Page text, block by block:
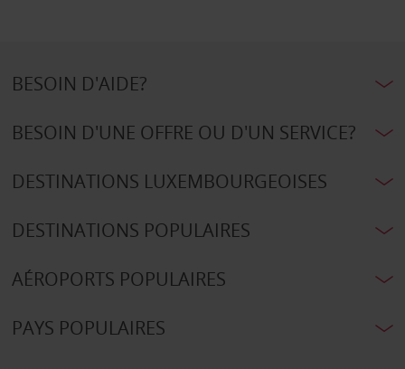
BESOIN D'AIDE?
BESOIN D'UNE OFFRE OU D'UN SERVICE?
DESTINATIONS LUXEMBOURGEOISES
DESTINATIONS POPULAIRES
AÉROPORTS POPULAIRES
PAYS POPULAIRES